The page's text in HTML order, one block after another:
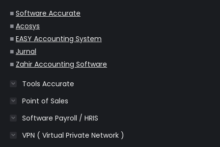
windowwindowwindowwindowwindow
■ Software Accurate
■ Acosys
■ EASY Accounting System
■ Jurnal
■ Zahir Accounting Software
Tools Accurate
Point of Sales
Software Payroll / HRIS
VPN ( Virtual Private Network )